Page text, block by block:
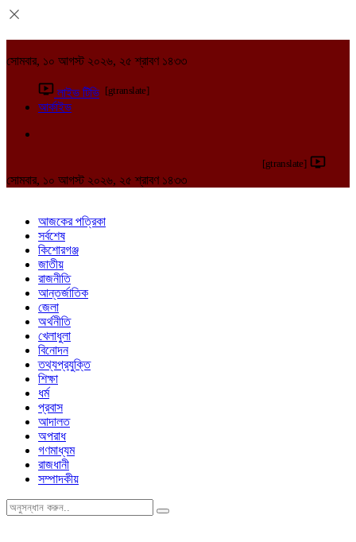
সোমবার, ১০ আগস্ট ২০২৬, ২৫ শ্রাবণ ১৪৩৩
লাইভ টিভি [gtranslate]
আর্কাইভ
[gtranslate]
সোমবার, ১০ আগস্ট ২০২৬, ২৫ শ্রাবণ ১৪৩৩
আজকের পত্রিকা
সর্বশেষ
কিশোরগঞ্জ
জাতীয়
রাজনীতি
আন্তর্জাতিক
জেলা
অর্থনীতি
খেলাধুলা
বিনোদন
তথ্যপ্রযুক্তি
শিক্ষা
ধর্ম
প্রবাস
আদালত
অপরাধ
গণমাধ্যম
রাজধানী
সম্পাদকীয়